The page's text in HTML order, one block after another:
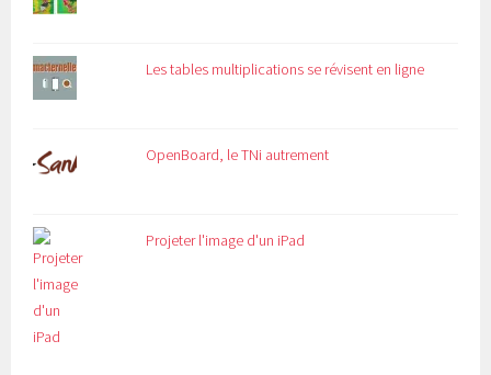
Les tables multiplications se révisent en ligne
OpenBoard, le TNi autrement
Projeter l'image d'un iPad